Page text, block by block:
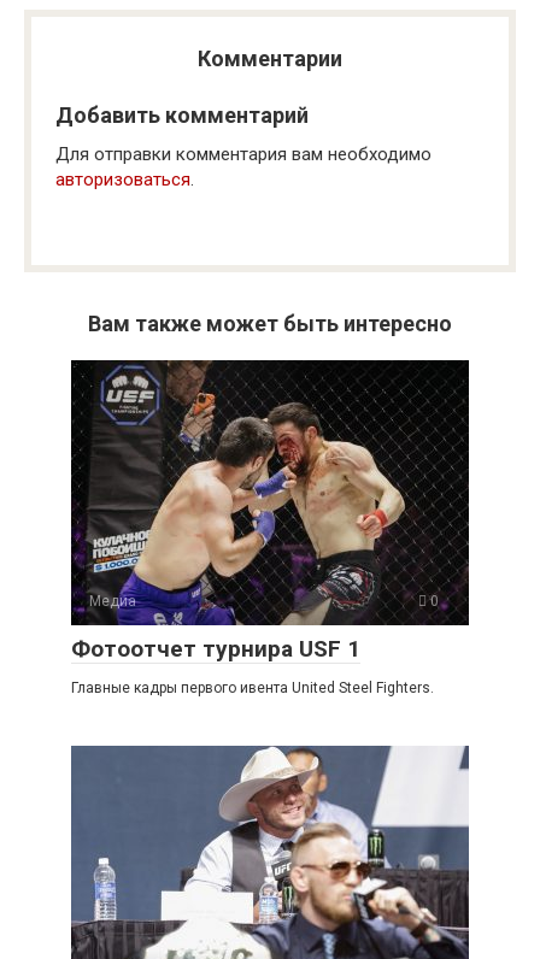
Комментарии
Добавить комментарий
Для отправки комментария вам необходимо
авторизоваться.
Вам также может быть интересно
Медиа 0
Фотоотчет турнира USF 1
Главные кадры первого ивента United Steel Fighters.